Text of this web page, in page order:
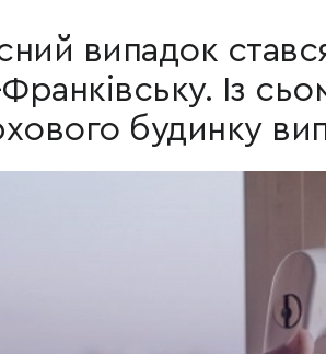
випадок стався
Франківську. Із
будинку